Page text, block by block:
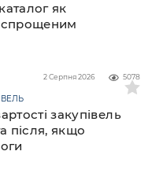
як
спрощеним
5078
2 Серпня 2026
закупівель
після, якщо